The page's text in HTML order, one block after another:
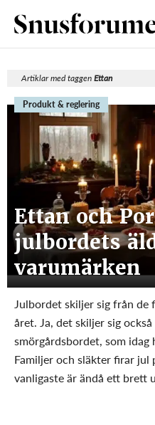
Artiklar med taggenEttan
Produkt & reglering
Ettan och
julbordets
varumärken
Julbordet skiljer sig från de
året. Ja, det skiljer sig
smörgårdsbordet, som idag
Familjer och släkter firar jul
vanligaste är ändå ett brett